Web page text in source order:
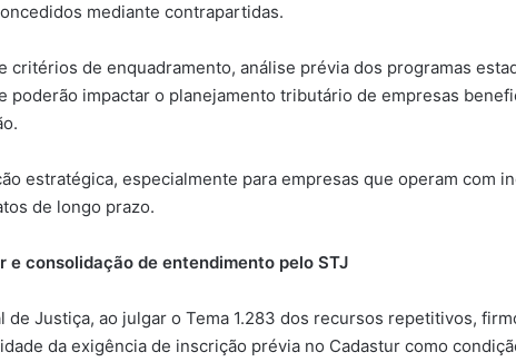
mediante contrapartidas.
critérios de enquadramento, análise prévia dos programas
poderão impactar o planejamento tributário de empresas
estratégica, especialmente para empresas que operam com
de longo prazo.
e consolidação de entendimento pelo STJ
de Justiça, ao julgar o Tema 1.283 dos recursos repetitivos,
da exigência de inscrição prévia no Cadastur como